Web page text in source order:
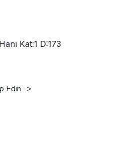
Kat:1 D:173
Edin ->